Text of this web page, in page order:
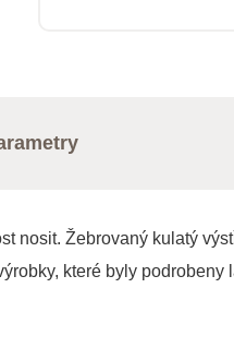
Žebrovaný kulatý
které byly